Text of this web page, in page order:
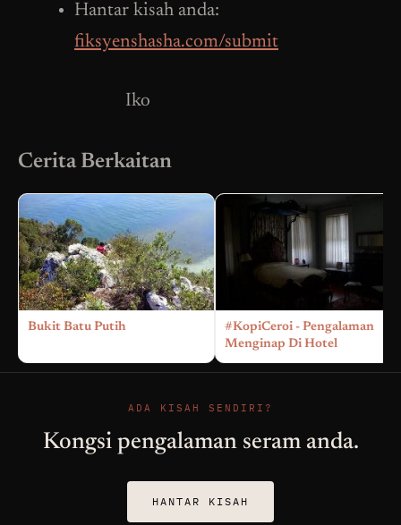
Hantar kisah anda:
fiksyenshasha.com/submit
Iko
Cerita Berkaitan
Bukit Batu Putih
#KopiCeroi - Pengalaman
Menginap Di Hotel
ADA KISAH SENDIRI?
Kongsi pengalaman seram anda.
HANTAR KISAH